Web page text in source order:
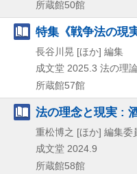
所蔵館50館
特集《戦争法の現
長谷川晃 [ほか] 編集
成文堂 2025.3 法の理
所蔵館57館
法の理念と現実 :
重松博之 [ほか] 編集委
成文堂 2024.9
所蔵館58館